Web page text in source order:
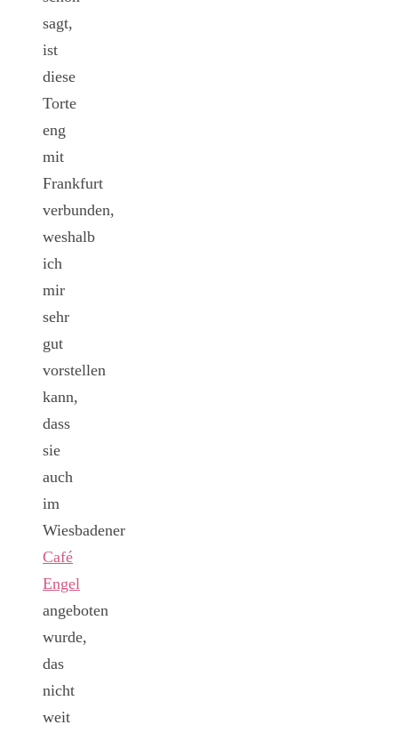
sagt,
ist
diese
Torte
eng
mit
Frankfurt
verbunden,
weshalb
ich
mir
sehr
gut
vorstellen
kann,
dass
sie
auch
im
Wiesbadener
Café
Engel
angeboten
wurde,
das
nicht
weit